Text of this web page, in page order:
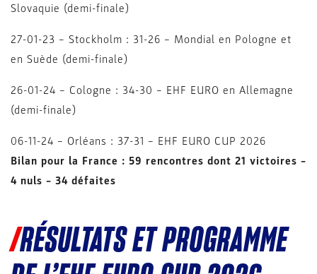
Slovaquie (demi-finale)
27-01-23 – Stockholm : 31-26 – Mondial en Pologne et
en Suède (demi-finale)
26-01-24 – Cologne : 34-30 – EHF EURO en Allemagne
(demi-finale)
06-11-24 – Orléans : 37-31 – EHF EURO CUP 2026
Bilan pour la France : 59 rencontres dont 21 victoires –
4 nuls – 34 défaites
RÉSULTATS ET PROGRAMME